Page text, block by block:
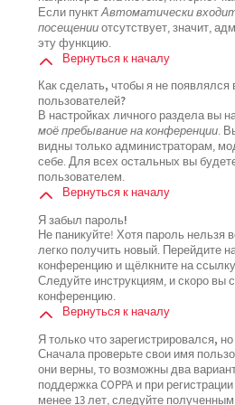
Если пунктАвтоматически
посещенииотсутствует, значит,
эту функцию.
Вернуться к началу
Как сделать, чтобы я не появлялся
пользователей?
В настройках личного раздела вы
моё пребывание на конференции.
видны только администраторам,
себе. Для всех остальных вы
пользователем.
Вернуться к началу
Я забыл пароль!
Не паникуйте! Хотя пароль нельзя
легко получить новый. Перейдите
конференцию и щёлкните на ссылку
Следуйте инструкциям, и скоро вы
конференцию.
Вернуться к началу
Я только что зарегистрировался,
Сначала проверьте свои имя
они верны, то возможны два
поддержка COPPA и при
менее 13 лет, следуйте